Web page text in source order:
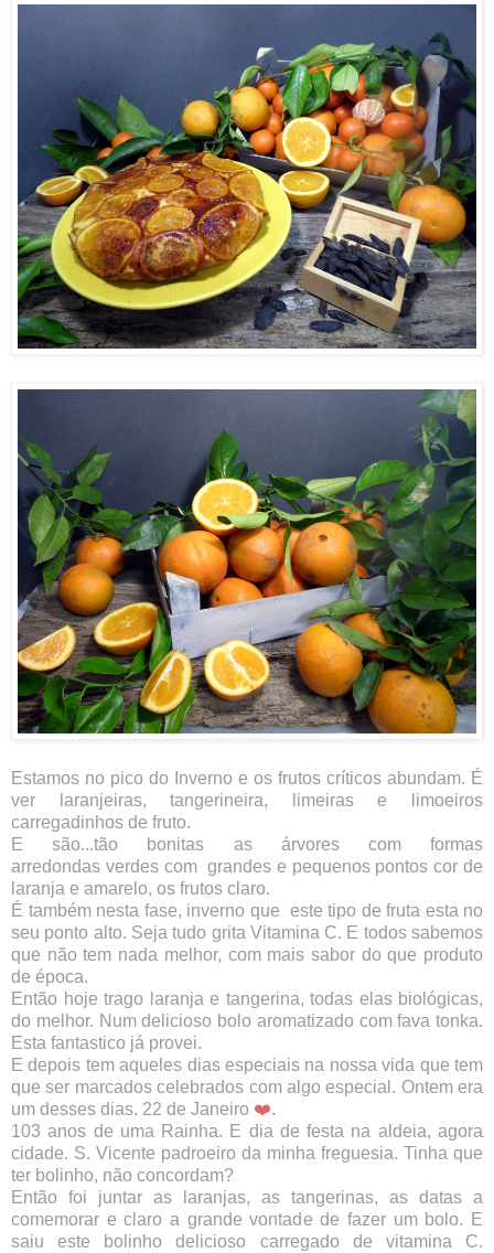
Estamos no pico do Inverno e os frutos críticos abundam. É
ver laranjeiras, tangerineira, limeiras e limoeiros
carregadinhos de fruto.
E são...tão bonitas as árvores com formas
arredondas verdes com grandes e pequenos pontos cor de
laranja e amarelo, os frutos claro.
É também nesta fase, inverno que este tipo de fruta esta no
seu ponto alto. Seja tudo grita Vitamina C. E todos sabemos
que não tem nada melhor, com mais sabor do que produto
de época.
Então hoje trago laranja e tangerina, todas elas biológicas,
do melhor. Num delicioso bolo aromatizado com fava tonka.
Esta fantastico já provei.
E depois tem aqueles dias especiais na nossa vida que tem
que ser marcados celebrados com algo especial. Ontem era
um desses dias. 22 de Janeiro ❤️.
103 anos de uma Rainha. E dia de festa na aldeia, agora
cidade. S. Vicente padroeiro da minha freguesia. Tinha que
ter bolinho, não concordam?
Então foi juntar as laranjas, as tangerinas, as datas a
comemorar e claro a grande vontade de fazer um bolo. E
saiu este bolinho delicioso carregado de vitamina C.